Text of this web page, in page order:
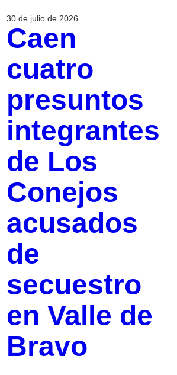
30 de julio de 2026
Caen
cuatro
presuntos
integrantes
de Los
Conejos
acusados
de
secuestro
en Valle de
Bravo